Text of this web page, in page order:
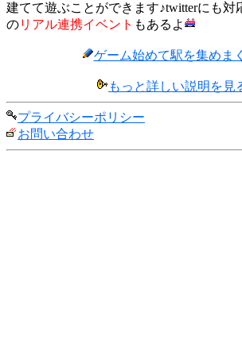
建てて遊ぶことができます♪twitterにも対
のリアル連携イベント もあるよ
ゲーム始めて駅を集めま
もっと詳しい説明を見
プライバシーポリシー
お問い合わせ